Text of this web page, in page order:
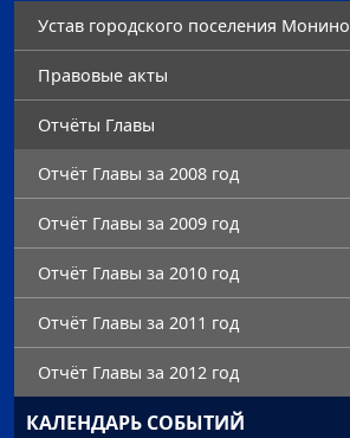
Устав городского поселения Монино
Правовые акты
Отчёты Главы
Отчёт Главы за 2008 год
Отчёт Главы за 2009 год
Отчёт Главы за 2010 год
Отчёт Главы за 2011 год
Отчёт Главы за 2012 год
КАЛЕНДАРЬ СОБЫТИЙ